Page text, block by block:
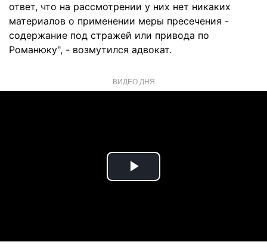
ответ, что на рассмотрении у них нет никаких
материалов о применении меры пресечения -
содержание под стражей или привода по
Романюку", - возмутился адвокат.
ВИДЕО ДНЯ
Play